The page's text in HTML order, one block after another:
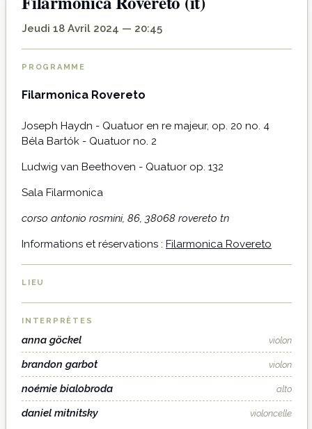
Jeudi 18 Avril 2024 — 20:45
PROGRAMME
Filarmonica Rovereto
Joseph Haydn - Quatuor en re majeur, op. 20 no. 4
Béla Bartók - Quatuor no. 2
Ludwig van Beethoven - Quatuor op. 132
Sala Filarmonica
corso antonio rosmini, 86, 38068 rovereto tn
Informations et réservations : Filarmonica Rovereto
LIEU
INTERPRÈTES
anna göckel violon
brandon garbot violon
noémie bialobroda alto
daniel mitnitsky violoncelle